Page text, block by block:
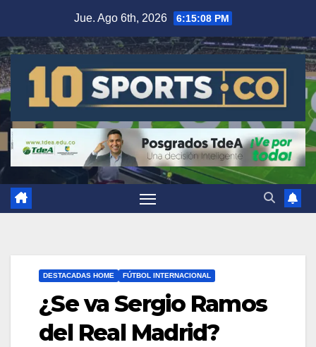
Jue. Ago 6th, 2026 6:15:09 PM
DESTACADAS HOME FÚTBOL INTERNACIONAL
¿Se va Sergio Ramos
del Real Madrid?